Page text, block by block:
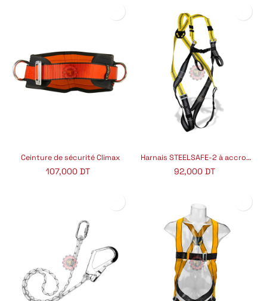
Ceinture de sécurité Climax
107,000DT
Harnais STEELSAFE-2 à accrochage dorsal et frontal
92,000 DT